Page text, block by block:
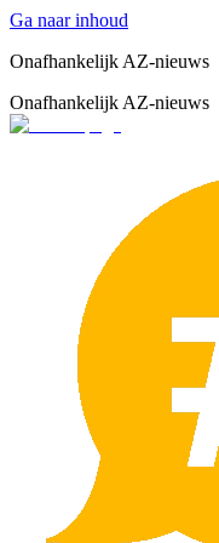
Ga naar inhoud
Onafhankelijk AZ-nieuws
Onafhankelijk AZ-nieuws